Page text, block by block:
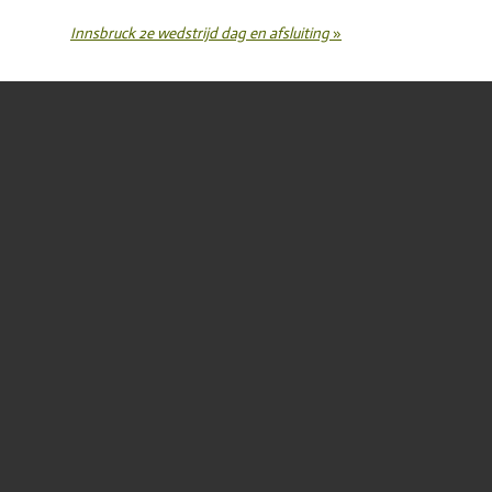
Innsbruck 2e wedstrijd dag en afsluiting»